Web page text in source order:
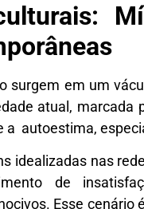
surgem em um
atual, marcada
a autoestima,
idealizadas nas
de
Esse